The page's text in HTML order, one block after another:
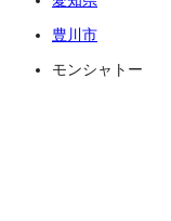
豊川市
モンシャトー